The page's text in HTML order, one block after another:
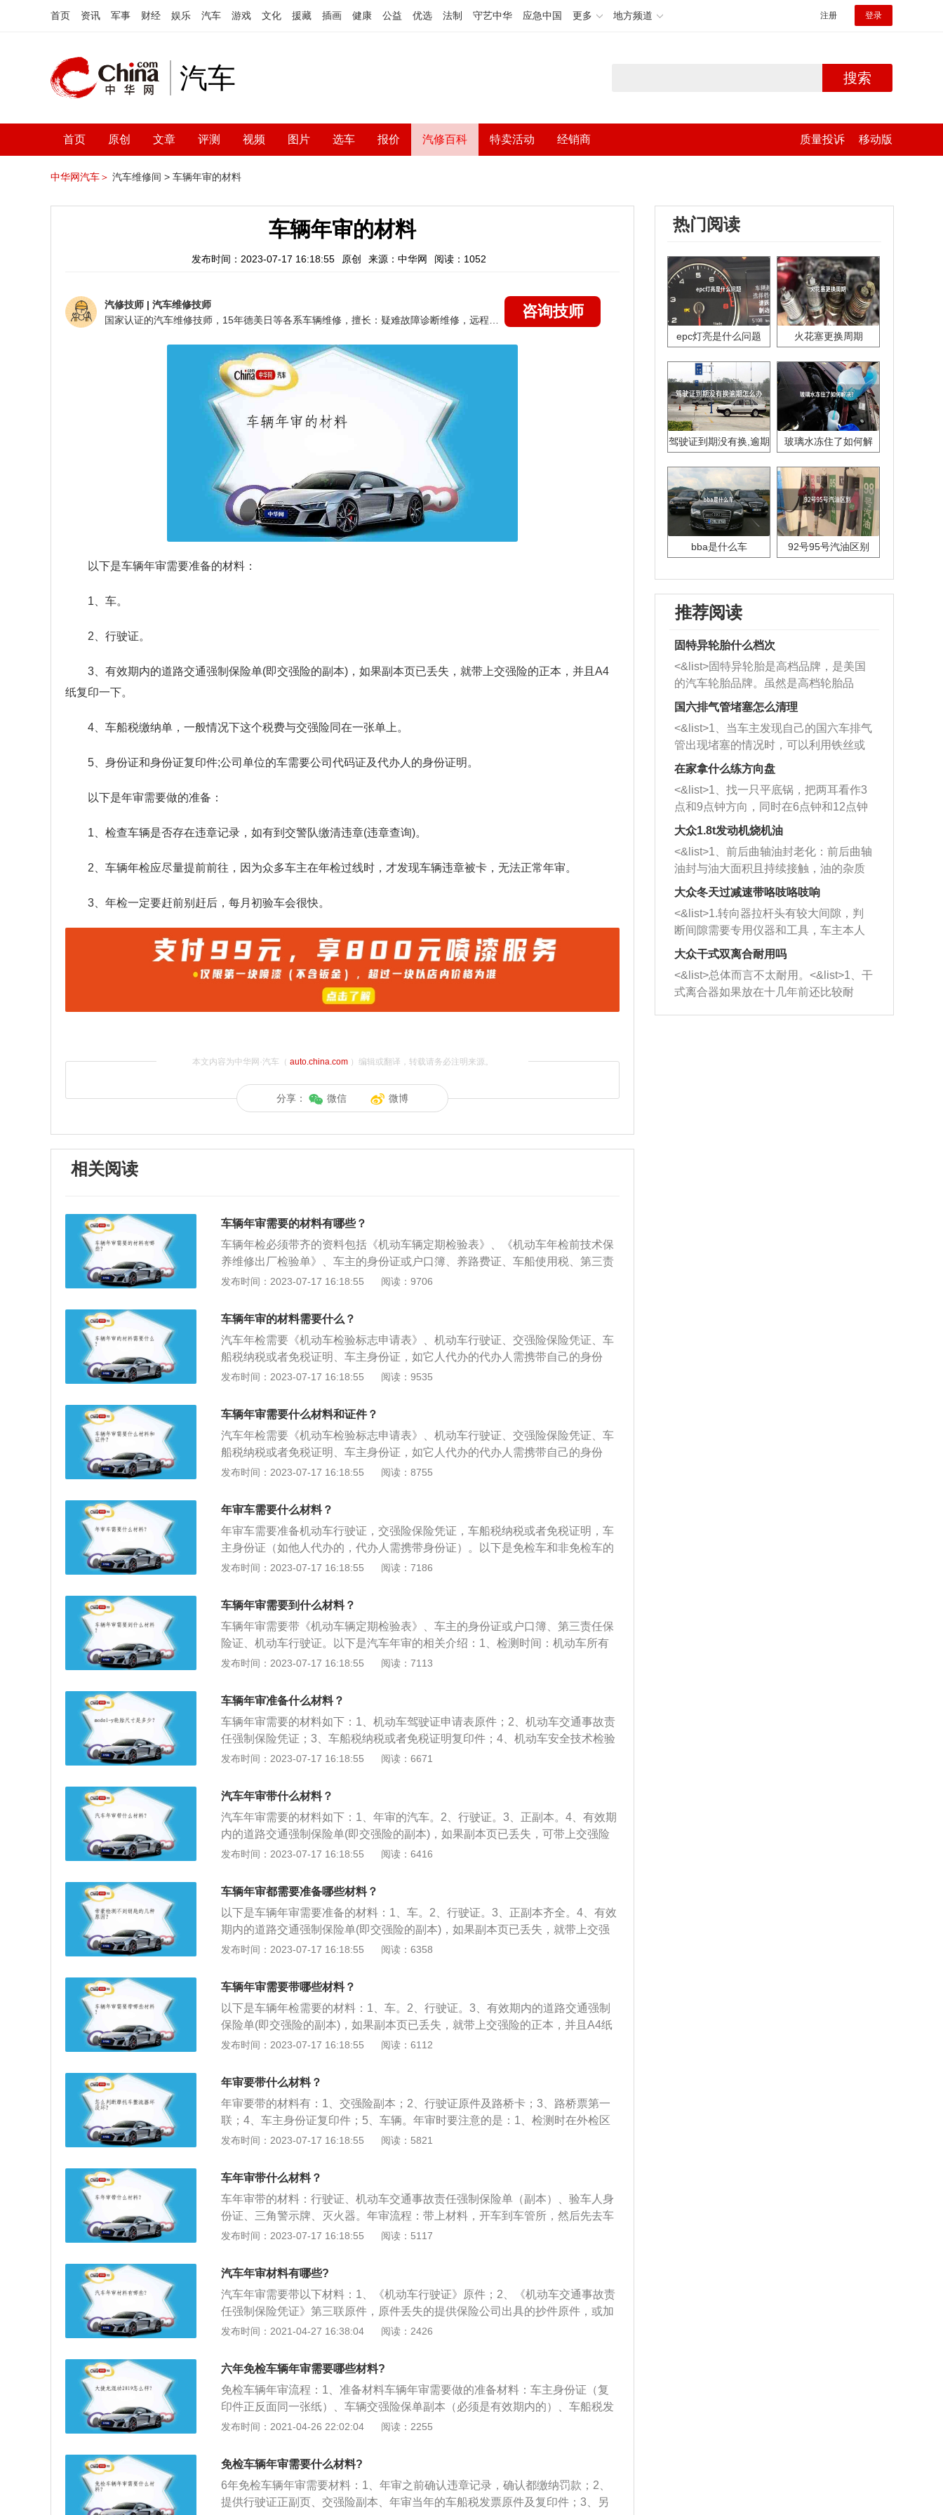
首页 资讯 军事 财经 娱乐 汽车 游戏 文化 援藏 插画 健康 公益 优选 法制 守艺中华 应急中国 更多 地方频道 注册 登录
汽车 搜索
首页 原创 文章 评测 视频 图片 选车 报价 汽修百科 特卖活动 经销商 质量投诉 移动版
中华网汽车＞ 汽车维修间 > 车辆年审的材料
车辆年审的材料
发布时间：2023-07-17 16:18:55 原创 来源：中华网 阅读：1052
汽修技师 | 汽车维修技师
咨询技师
以下是车辆年审需要准备的材料：
1、车。
2、行驶证。
3、有效期内的道路交通强制保险单(即交强险的副本)，如果副本页已丢失，就带上交强险的正本，并且A4
纸复印一下。
4、车船税缴纳单，一般情况下这个税费与交强险同在一张单上。
5、身份证和身份证复印件;公司单位的车需要公司代码证及代办人的身份证明。
以下是年审需要做的准备：
1、检查车辆是否存在违章记录，如有到交警队缴清违章(违章查询)。
2、车辆年检应尽量提前前往，因为众多车主在年检过线时，才发现车辆违章被卡，无法正常年审。
3、年检一定要赶前别赶后，每月初验车会很快。
本文内容为中华网·汽车（ auto.china.com）编辑或翻译，转载请务必注明来源。
分享： 微信 微博
相关阅读
车辆年审需要的材料有哪些？
车辆年检必须带齐的资料包括《机动车辆定期检验表》、《机动车年检前技术保
养维修出厂检验单》、车主的身份证或户口簿、养路费证、车船使用税、第三责
任保险证、车辆购置附加费证以及机动车行驶证。有关车辆年审的介绍如下：车
漆面是否均匀美观，各主要总成是否更换，与初检记录是否相符。车辆年审的规
定：如果车辆在路上被交警查到没有年审，会对其车主进行罚款或扣车，与此同
时，在保险合同中，未及时年检的车被视为不合格车辆，一旦出现车险事故，保
险公司不对其进行理赔。
发布时间：2023-07-17 16:18:55 阅读：9706
车辆年审的材料需要什么？
汽车年检需要《机动车检验标志申请表》、机动车行驶证、交强险保险凭证、车
船税纳税或者免税证明、车主身份证，如它人代办的代办人需携带自己的身份
证。年检的相关介绍如下：年检时间：汽车年检时间根据新车入户的时间而定，
同时，按照新修订的《机动车登记规定》第四十条规定，机动车所有人可以在机
动车检验有效期满前三个月内向登记地车辆管理所申请检验合格标志，也就是如
6月参加年审的车辆，可在4、5、6月前往检测线参加年检。汽车年审项目：外观
检验，尾气检测，贴膜透光率，查违章，还有安全性检测，包括喇叭、刹车、轴
重、底盘、点火系统、灯光系统、排气系统、牌照安装等全方位检查。
发布时间：2023-07-17 16:18:55 阅读：9535
车辆年审需要什么材料和证件？
汽车年检需要《机动车检验标志申请表》、机动车行驶证、交强险保险凭证、车
船税纳税或者免税证明、车主身份证，如它人代办的代办人需携带自己的身份
证。年检时间：汽车年检时间根据新车入户的时间而定，如机动车行驶证的登记
《机动车登记规定》第四十条规定，机动车所有人可以在机动车检验有效期满前
三个月内向登记地车辆管理所申请检验合格标志，也就是如6月参加年审的车
辆，可在4、5、6月前往检测线参加年检。汽车年审项目：外观检验，尾气检
测，贴膜透光率，查违章，还有安全性检测，包括喇叭、刹车、轴重、底盘、点
火系统、灯光系统、排气系统、牌照安装等全方位检查。
发布时间：2023-07-17 16:18:55 阅读：8755
年审车需要什么材料？
年审车需要准备机动车行驶证，交强险保险凭证，车船税纳税或者免税证明，车
主身份证（如他人代办的，代办人需携带身份证）。以下是免检车和非免检车的
介绍：1、免检车：对于满足免年检政策的车主来说，不需要上线检测，可以不
这几样资料，填写年检申请表，去车管所领年检标志即可，并且是每两年一次，
比较省心。2、非免检车：如果车子不满足免检政策，就既要带上车辆又要带上
资料。需要注意的是，去之前先查询交通违章记录，并处理完毕，不然会影响通
过。此外，为保证上线检测通过率，车辆还需到4S店或者修理厂进行检测前的保
养维护。
发布时间：2023-07-17 16:18:55 阅读：7186
车辆年审需要到什么材料？
车辆年审需要带《机动车辆定期检验表》、车主的身份证或户口簿、第三责任保
险证、机动车行驶证。以下是汽车年审的相关介绍：1、检测时间：机动车所有
人可以在机动车检验有效期满前三个月内向登记地车辆管理所申请检验合格标志
月。2、材料：首先年审前，看一下含车船税的交强险有效日期，如果已失效或
者在审车日期后三个月之内到期，建议提前办理按期续上。车主或代办人的身份
证；车辆行驶本。
发布时间：2023-07-17 16:18:55 阅读：7113
车辆年审准备什么材料？
车辆年审需要的材料如下：1、机动车驾驶证申请表原件；2、机动车交通事故责
任强制保险凭证；3、车船税纳税或者免税证明复印件；4、机动车安全技术检验
合格证明原件；5、机动车行驶证原件；6、如果有属于受托核发机动车检验合格
理人身份证明和机动车所有人出具的具有法律效力的书面委托书原件。
发布时间：2023-07-17 16:18:55 阅读：6671
汽车年审带什么材料？
汽车年审需要的材料如下：1、年审的汽车。2、行驶证。3、正副本。4、有效期
内的道路交通强制保险单(即交强险的副本)，如果副本页已丢失，可带上交强险
的正本，并使用A4纸复印。5、车船税缴纳单，一般情况下税费与交强险同在一
身份证复印件；公司单位的车需要公司代码证及代办人的身份证明。
发布时间：2023-07-17 16:18:55 阅读：6416
车辆年审都需要准备哪些材料？
以下是车辆年审需要准备的材料：1、车。2、行驶证。3、正副本齐全。4、有效
期内的道路交通强制保险单(即交强险的副本)，如果副本页已丢失，就带上交强
险的正本，并且A4纸复印一下。5、车船税缴纳单，一般情况下这个税费与交强
办人的身份证明。以下是年审需要做的准备：1、检查车辆是否存在违章记录，
如有到交警队缴清违章(违章查询)。2、车辆年检应尽量提前前往，因为众多车主
在年检过线时，才发现车辆违章被卡，无法正常年审。3、年检一定要赶前别赶
后，每月初验车会很快。
发布时间：2023-07-17 16:18:55 阅读：6358
车辆年审需要带哪些材料？
以下是车辆年检需要的材料：1、车。2、行驶证。3、有效期内的道路交通强制
保险单(即交强险的副本)，如果副本页已丢失，就带上交强险的正本，并且A4纸
复印一下。4、车船税缴纳单，一般情况下这个税费与交强险同在一张单上。5、
检前需要准备的东西如下：1、检查车辆是否存在违章记录，如有到交警队缴清
违章(违章查询)。2、车辆年检应尽量提前前往，因为众多车主在年检过线时，才
发现车辆违章被卡，无法正常年审。灭火器(大型汽车必须)、停车标志(三角架)。
3、年检一定要赶前别赶后，每月初验车会很快。
发布时间：2023-07-17 16:18:55 阅读：6112
年审要带什么材料？
年审要带的材料有：1、交强险副本；2、行驶证原件及路桥卡；3、路桥票第一
联；4、车主身份证复印件；5、车辆。年审时要注意的是：1、检测时在外检区
提前发动车辆进行预热；2、年检验车之前，车主要提前清洗车身；3、年检前恢
obd检测、灯光检测、制动检测，车辆年检可以起到及时消除车辆安全隐患，督
促加强汽车的维护保养，减少交通事故的发生的作用。
发布时间：2023-07-17 16:18:55 阅读：5821
车年审带什么材料？
车年审带的材料：行驶证、机动车交通事故责任强制保险单（副本）、验车人身
份证、三角警示牌、灭火器。年审流程：带上材料，开车到车管所，然后先去车
间入口排队，领取并写机动车年检申请表，根据要求填写好各种真实信息，并缴
（机动车）都必须要进行的一项检测。目的在于检查汽车主要技术状况，督促加
强汽车的维护保养，使汽车经常处于完好状态，确保汽车行驶安全。
发布时间：2023-07-17 16:18:55 阅读：5117
汽车年审材料有哪些?
汽车年审需要带以下材料：1、《机动车行驶证》原件；2、《机动车交通事故责
任强制保险凭证》第三联原件，原件丢失的提供保险公司出具的抄件原件，或加
盖保险公司印章的其他任一联复印件；3、身份证明原件；4、车船税纳税或免税
的委托书和代理人身份证明原件。单位公车申领免检标志也属于代理人申请，需
持单位委托书和代理人身份证前往办理。
发布时间：2021-04-27 16:38:04 阅读：2426
六年免检车辆年审需要哪些材料?
免检车辆年审流程：1、准备材料车辆年审需要做的准备材料：车主身份证（复
印件正反面同一张纸）、车辆交强险保单副本（必须是有效期内的）、车船税发
票（保险公司代缴的则不需要提供）、车辆的行驶证、代理人的身份证、处理完
上的内容如实进行了填写；3、工作人员核实过资料之后到相应的业务窗口进行
办理，将资料交给工作人员，并出示自己的身份证；4、工作人员审核完资料
后，打印新的年检合格标志，并在行驶证副页里打上新的年审到期日期把新的检
验标志贴到汽车前挡风玻璃就可以了。
发布时间：2021-04-26 22:02:04 阅读：2255
免检车辆年审需要什么材料?
6年免检车辆年审需要材料：1、年审之前确认违章记录，确认都缴纳罚款；2、
提供行驶证正副页、交强险副本、年审当年的车船税发票原件及复印件；3、另
热门阅读
epc灯亮是什么问题 火花塞更换周期
驾驶证到期没有换,逾期
玻璃水冻住了如何解
bba是什么车 92号95号汽油区别
推荐阅读
固特异轮胎什么档次
<&list>固特异轮胎是高档品牌，是美国
的汽车轮胎品牌。虽然是高档轮胎品
牌，但是中高低端的轮胎都有生产，这
也是为了更好的开拓市场。
国六排气管堵塞怎么清理
<&list>1、当车主发现自己的国六车排气
管出现堵塞的情况时，可以利用铁丝或
者是细棍，直接将杂物给取出来，如果
堵塞情况比较严重，也可以采取应急措
施。 <&list>2、直接利用木棍将所有的
杂物推到排气管里面的位置处，然后将
三元催化器拆解开，就可以将堵塞的东
西取出来。但如果是因为积碳过多引起
的堵塞，就需要将三元催化器泡在草酸
洗剂对堵塞的情况得到解决，将清洗剂
放在燃油箱中，与燃油混合后，车辆启
动时，就可以和汽油一起进入到燃烧
室，最后形成废气排出，就可以让三元
催化器得到清洗，排气管堵塞的情况就
能够得到解决。
在家拿什么练方向盘
<&list>1、找一只平底锅，把两耳看作3
点和9点钟方向，同时在6点钟和12点钟
方向做一个标记。 <&list>2、双手握住
一圈半的练习，往右同样也要打相同的
圈数。 <&list>3、最后强调要反复练
习，这样就可以形成肌肉记忆，在真实
驾驶车辆时，不需要记忆也能打好方
向。
大众1.8t发动机烧机油
<&list>1、前后曲轴油封老化：前后曲轴
油封与油大面积且持续接触，油的杂质
和发动机内持续温度变化使其密封效果
逐渐减弱，导致渗油或漏油。<&list>2、
活塞间隙过大：积碳会使活塞环与缸体
的间隙扩大，导致机油流入燃烧室中，
造成烧机油。<&list>3、机油粘度。使用
机油粘度过小的话，同样会有烧机油现
象，机油粘度过小具有很好的流动性，
大众冬天过减速带咯吱咯吱响
<&list>1.转向器拉杆头有较大间隙，判
断间隙需要专用仪器和工具，车主本人
无法制作，需要将车辆送到修理厂或4s
店；<&list>2.车辆半轴套管防尘罩破
裂，破裂后会出现漏油现象，使半轴磨
损严重，磨损的半轴容易损坏，产生异
响；<&list>3.稳定器的转向胶套和球头
大众干式双离合耐用吗
<&list>总体而言不太耐用。<&list>1、干
式离合器如果放在十几年前还比较耐